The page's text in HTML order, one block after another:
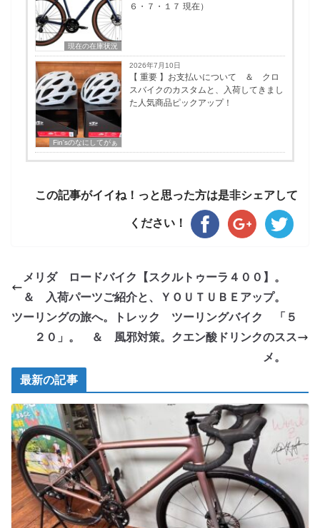
現在の在庫状況
６・７・１７ 現在）
Fin'sのなにしてがぁ
2026年7月10日
【 重要 】お支払いについて ＆ クロ
スバイクのカスタムと、入荷してきまし
た人気商品ピックアップ！
この記事がイイね！っと思った方は是非シェアして
ください！
メリダ ロードバイク【スクルトゥーラ４００】。
＆ 入荷パーツご紹介と、ＹＯＵＴＵＢＥアップ。
ツーリングの旅へ。トレック ツーリングバイク 「５
２０」。 ＆ 風邪対策。クエン酸ドリンクのスス
メ。
最新の記事